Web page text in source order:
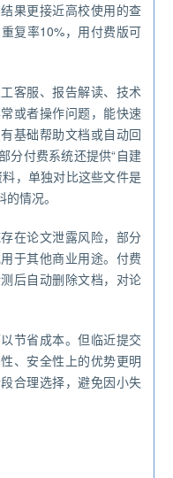
果更接近高校使用的查
复率10%，用付费版可
客服、报告解读、技术
或者操作问题，能快速
基础帮助文档或自动回
分付费系统还提供“自建
，单独对比这些文件是
情况。
在论文泄露风险，部分
于其他商业用途。付费
后自动删除文档，对论
节省成本。但临近提交
、安全性上的优势更明
合理选择，避免因小失